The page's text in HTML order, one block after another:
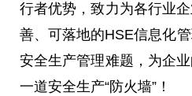
行者优势，致力为各行业
善、可落地的HSE信息化
安全生产管理难题，为企
一道安全生产“防火墙”！